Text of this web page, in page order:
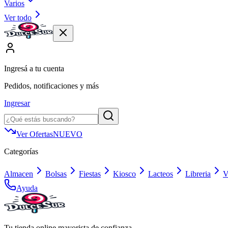
Varios
Ver todo
Ingresá a tu cuenta
Pedidos, notificaciones y más
Ingresar
Ver OfertasNUEVO
Categorías
Almacen Bolsas Fiestas Kiosco Lacteos Libreria
Ayuda